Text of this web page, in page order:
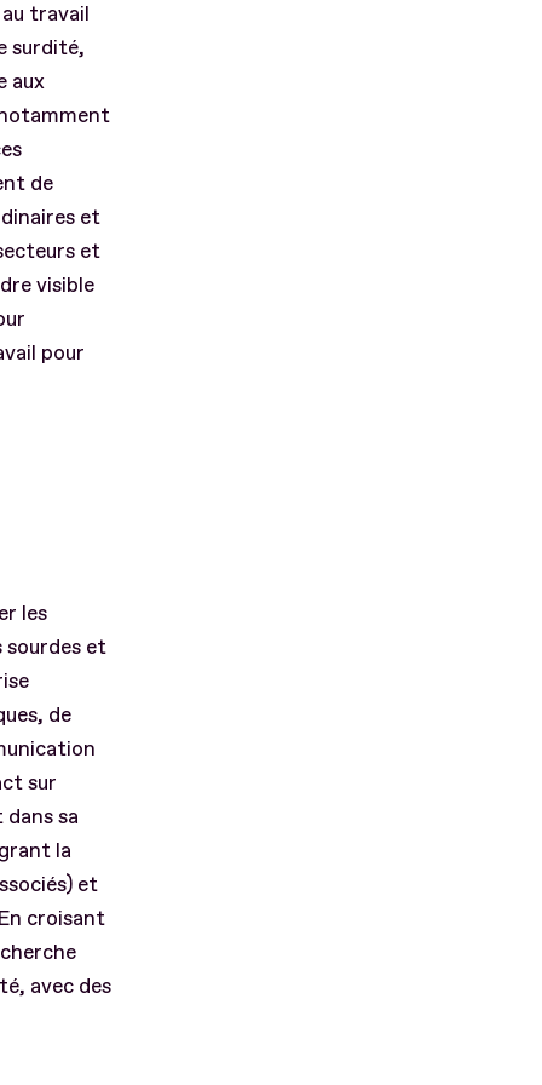
travail
surdité,
aux
de
et
et
visible
pour
les
et
de
sur
sa
la
et
croisant
avec des